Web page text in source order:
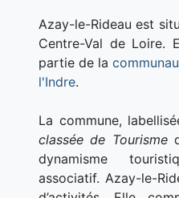
Azay-le-Rideau est
Centre-Val de Loire.
partie de la
l'Indre.
La commune,
classée de Tourisme
dynamisme
associatif. Azay-le-